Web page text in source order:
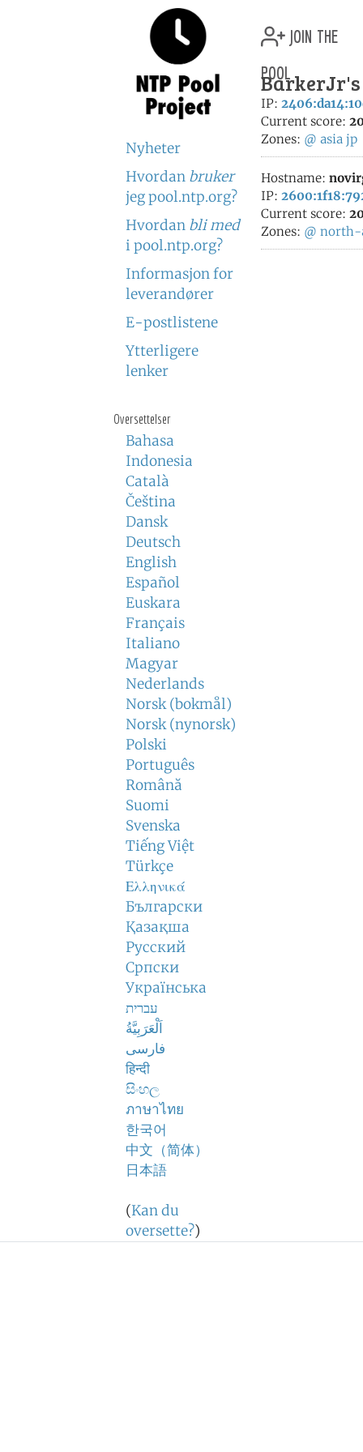
Nyheter
Hvordan bruker
jeg pool.ntp.org?
Hvordan bli med
i pool.ntp.org?
Informasjon for
leverandører
E-postlistene
Ytterligere
lenker
Oversettelser
Bahasa
Indonesia
Català
Čeština
Dansk
Deutsch
English
Español
Euskara
Français
Italiano
Magyar
Nederlands
Norsk (bokmål)
Norsk (nynorsk)
Polski
Português
Română
Suomi
Svenska
Tiếng Việt
Türkçe
Ελληνικά
Български
Қазақша
Русский
Српски
Українська
עברית
اَلْعَرَبِيَّةُ
فارسی
हिन्दी
සිංහල
ภาษาไทย
한국어
中文（简体）
日本語
(Kan du
oversette?)
join the
pool
IP:
Current score:
Zones: @ asia jp
Hostname:
IP:
Current score:
Zones: @ north-